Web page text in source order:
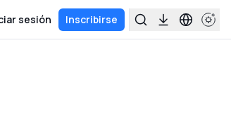
sesión Inscribirse